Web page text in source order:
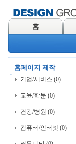
홈
홈페이지 제작
기업/서비스 (0)
교육/학문 (0)
건강/병원 (0)
컴퓨터/인터넷 (0)